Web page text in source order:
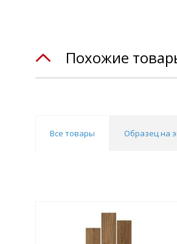
Похожие
Все товары Образец на